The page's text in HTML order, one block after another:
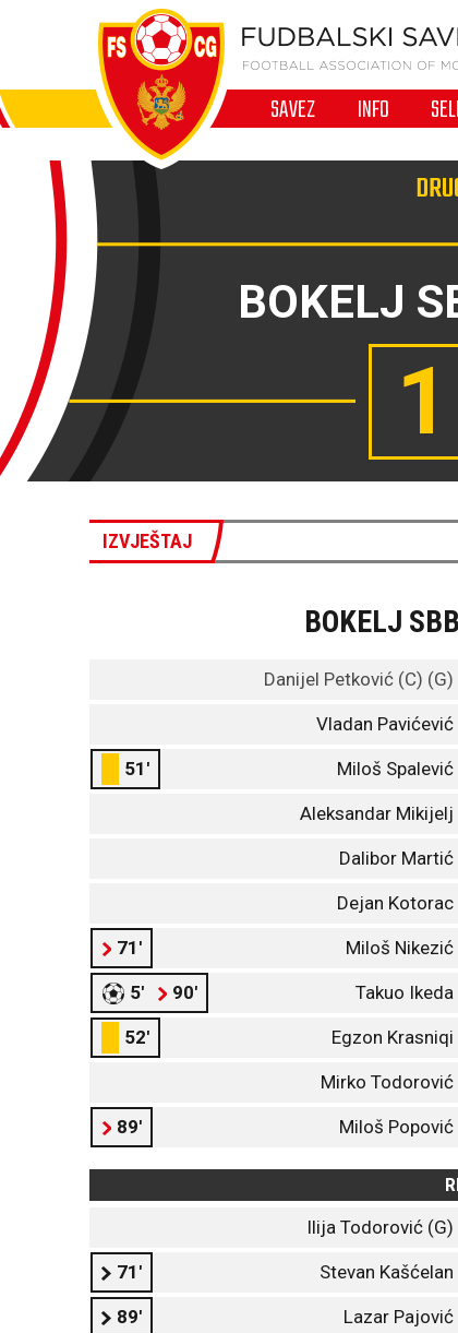
SAVEZ INFO
BOKELJ
1
IZVJEŠTAJ
BOKELJ
Danijel Petković (C) (G)
Vladan Pavićević
51' Miloš Spalević
Aleksandar Mikijelj
Dalibor Martić
Dejan Kotorac
71' Miloš Nikezić
5' 90' Takuo Ikeda
52' Egzon Krasniqi
Mirko Todorović
89' Miloš Popović
Ilija Todorović (G)
71' Stevan Kašćelan
89' Lazar Pajović